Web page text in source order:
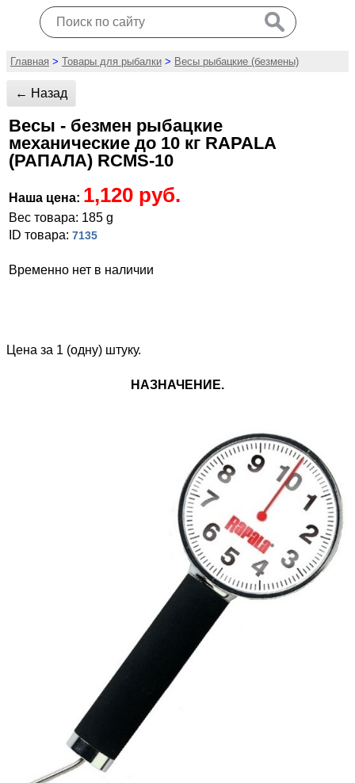
Главная > Товары для рыбалки > Весы рыбацкие (безмены)
← Назад
Весы - безмен рыбацкие
механические до 10 кг RAPALA
(РАПАЛА) RCMS-10
Наша цена: 1,120 руб.
Вес товара: 185 g
ID товара: 7135
Временно нет в наличии
Цена за 1 (одну) штуку.
НАЗНАЧЕНИЕ.